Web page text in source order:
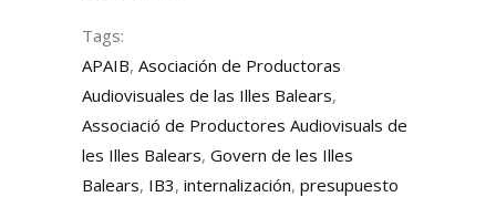
Tags:
APAIB, Asociación de Productoras
Audiovisuales de las Illes Balears,
Associació de Productores Audiovisuals de
les Illes Balears, Govern de les Illes
Balears, IB3, internalización, presupuesto